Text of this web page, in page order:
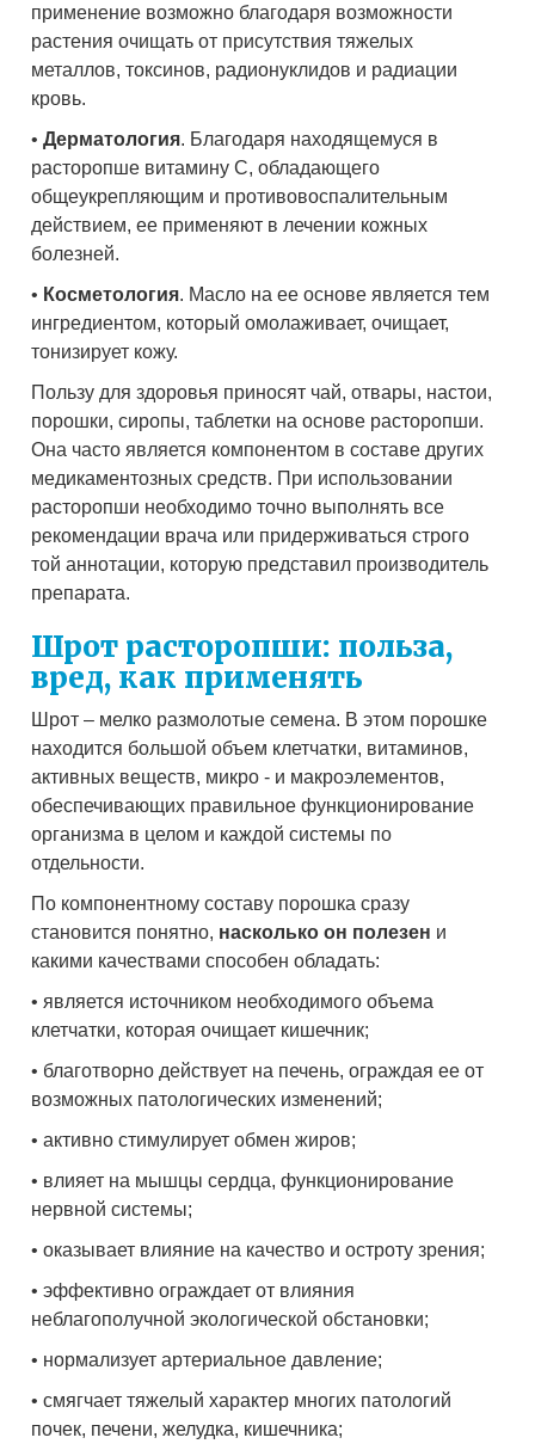
применение возможно благодаря возможности
растения очищать от присутствия тяжелых
металлов, токсинов, радионуклидов и радиации
кровь.
•Дерматология. Благодаря находящемуся в
расторопше витамину С, обладающего
общеукрепляющим и противовоспалительным
действием, ее применяют в лечении кожных
болезней.
• Косметология. Масло на ее основе является тем
ингредиентом, который омолаживает, очищает,
тонизирует кожу.
Пользу для здоровья приносят чай, отвары, настои,
порошки, сиропы, таблетки на основе расторопши.
Она часто является компонентом в составе других
медикаментозных средств. При использовании
расторопши необходимо точно выполнять все
рекомендации врача или придерживаться строго
той аннотации, которую представил производитель
препарата.
Шрот расторопши: польза,
вред, как применять
Шрот – мелко размолотые семена. В этом порошке
находится большой объем клетчатки, витаминов,
активных веществ, микро - и макроэлементов,
обеспечивающих правильное функционирование
организма в целом и каждой системы по
отдельности.
По компонентному составу порошка сразу
становится понятно, насколько он полезен и
какими качествами способен обладать:
• является источником необходимого объема
клетчатки, которая очищает кишечник;
• благотворно действует на печень, ограждая ее от
возможных патологических изменений;
• активно стимулирует обмен жиров;
• влияет на мышцы сердца, функционирование
нервной системы;
• оказывает влияние на качество и остроту зрения;
• эффективно ограждает от влияния
неблагополучной экологической обстановки;
• нормализует артериальное давление;
• смягчает тяжелый характер многих патологий
почек, печени, желудка, кишечника;